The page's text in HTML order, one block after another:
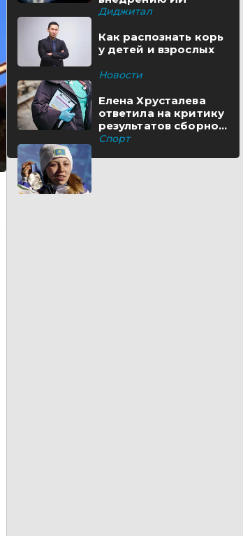
Диджитал
Как распознать корь
у детей и взрослых
Новости
Елена Хрусталева
ответила на критику
результатов сборной
Казахстана
Спорт